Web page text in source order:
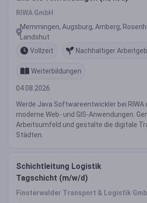
RIWA GmbH
Memmingen, Augsburg, Amberg,
Landshut
Vollzeit
Nachhaltiger
Weiterbildungen
04.08.2026
Werde Java Softwareentwickler bei RIWA
moderne Web- und GIS-Anwendungen.
Arbeitsumfeld und gestalte die digitale
Städten.
Schichtleitung Logistik
Tagschicht (m/w/d)
Finsterwalder Transport & Logistik